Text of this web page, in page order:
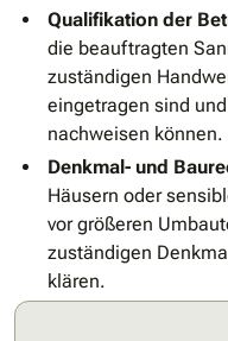
Qualifikation der
die beauftragten
zuständigen
eingetragen sind
nachweisen können.
Denkmal- und
Häusern oder
vor größeren
zuständigen
klären.